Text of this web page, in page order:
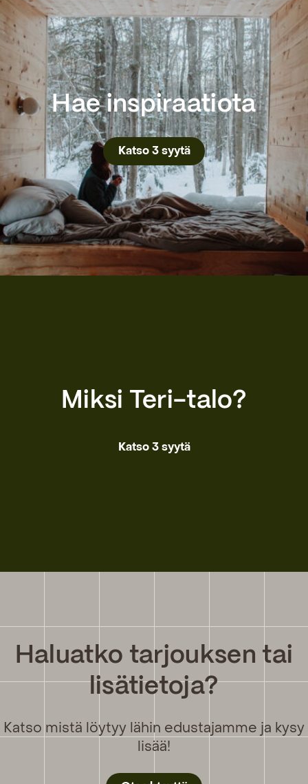
Hae inspiraatiota
Katso 3 syytä
Miksi Teri-talo?
Katso 3 syytä
Haluatko tarjouksen tai
lisätietoja?
Katso mistä löytyy lähin edustajamme ja kysy
lisää!